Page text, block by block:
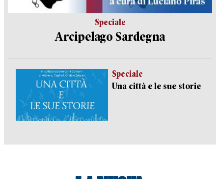
Speciale
Arcipelago Sardegna
Speciale
Una città e le sue storie